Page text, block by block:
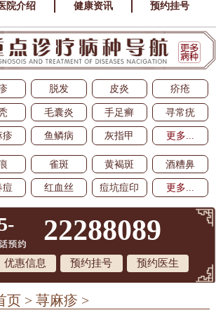
院介绍 健康资讯 预约挂号
脱发 皮炎 疥疮
毛囊炎 手足癣 寻常疣
疹 鱼鳞病 灰指甲 更多...
雀斑 黄褐斑 酒糟鼻
痘 红血丝 痘坑痘印 更多...
22288089
优惠信息 预约挂号 预约医生
页 > 荨麻疹 >